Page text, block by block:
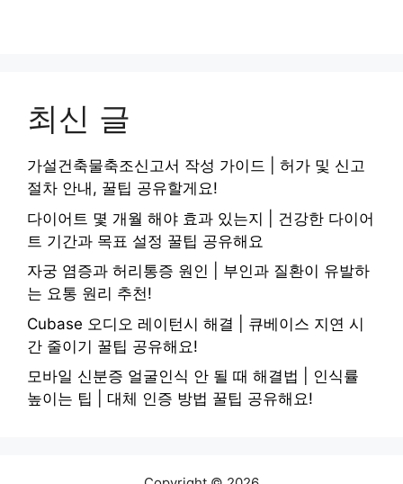
최신 글
가설건축물축조신고서 작성 가이드 | 허가 및 신고
절차 안내, 꿀팁 공유할게요!
다이어트 몇 개월 해야 효과 있는지 | 건강한 다이어
트 기간과 목표 설정 꿀팁 공유해요
자궁 염증과 허리통증 원인 | 부인과 질환이 유발하
는 요통 원리 추천!
Cubase 오디오 레이턴시 해결 | 큐베이스 지연 시
간 줄이기 꿀팁 공유해요!
모바일 신분증 얼굴인식 안 될 때 해결법 | 인식률
높이는 팁 | 대체 인증 방법 꿀팁 공유해요!